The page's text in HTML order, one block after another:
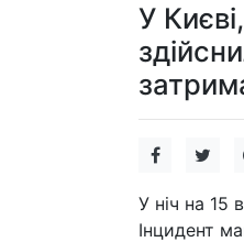
У
У ніч на 15
Інцидент